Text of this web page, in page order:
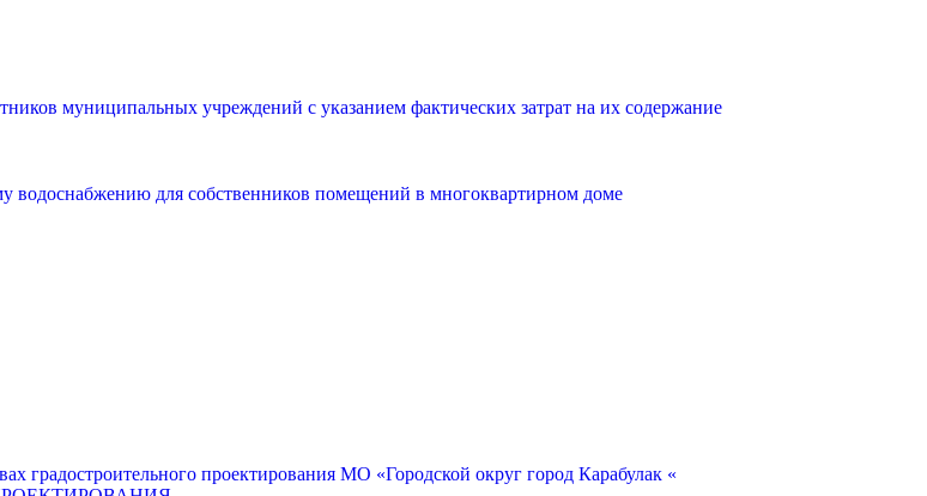
муниципальных учреждений с указанием фактических затрат на их содержание
водоснабжению для собственников помещений в многоквартирном доме
градостроительного проектирования МО «Городской округ город Карабулак «